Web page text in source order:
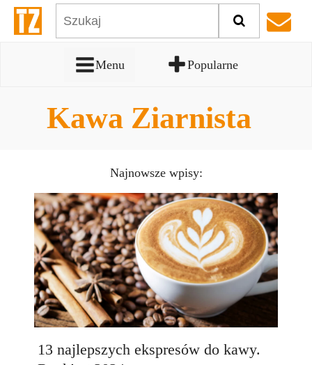
Menu Popularne
Kawa Ziarnista
Najnowsze wpisy:
13 najlepszych ekspresów do kawy.